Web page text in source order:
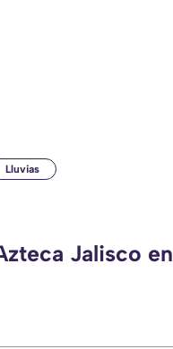
Lluvias
Jalisco en